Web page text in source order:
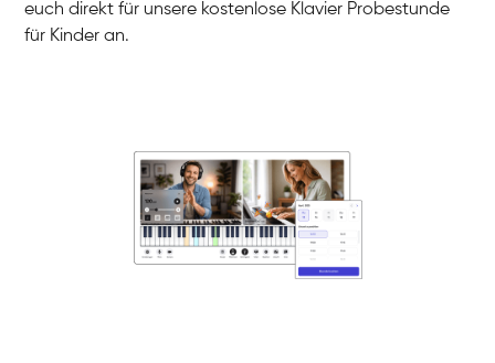
Klavier / Piano / Flügel
Klavier / Piano / Flügel
euch direkt für unsere kostenlose Klavier Probestunde
für Kinder an.